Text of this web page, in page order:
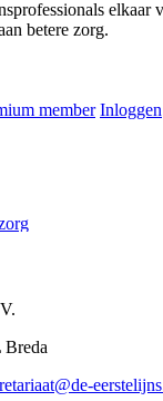
elkaar
betere zorg.
member Inloggen
Breda